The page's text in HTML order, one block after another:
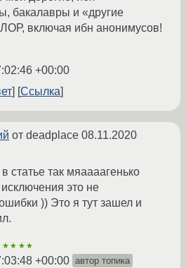
бакалавры и «другие
включая ибн анонимусов!
+00:00
Ссылка
от deadplace 08.11.2020
статье так мяаааагенько
это не
)) Это я тут зашел и
+00:00 автор топика